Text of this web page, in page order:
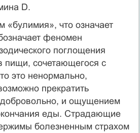
D.
«булимия», что означает
феномен
поглощения
пи­щи, сочетающегося с
это ненормально,
прекратить
и ощущением
еды. Страдающие
болезненным стра­хом